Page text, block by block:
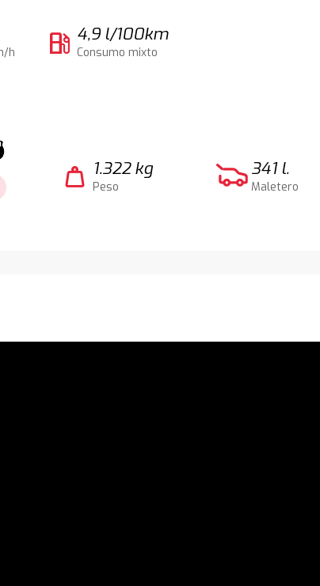
h local_gas_station 4,9 l/100km
Consumo mixto
weight 1.322 kg
Peso
341 l.
Maletero